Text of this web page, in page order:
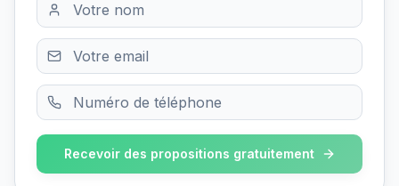
Recevoir des propositions gratuitement